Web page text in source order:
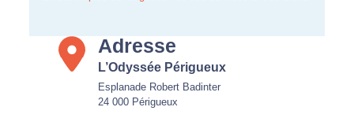
Adresse
L’Odyssée Périgueux
Esplanade Robert Badinter
24 000 Périgueux